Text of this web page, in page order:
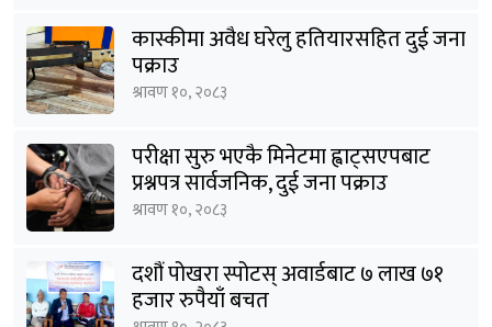
कास्कीमा अवैध घरेलु हतियारसहित दुई जना
पक्राउ
श्रावण १०, २०८३
परीक्षा सुरु भएकै मिनेटमा ह्वाट्सएपबाट
प्रश्नपत्र सार्वजनिक, दुई जना पक्राउ
श्रावण १०, २०८३
दशौं पोखरा स्पोटस् अवार्डबाट ७ लाख ७१
हजार रुपैयाँ बचत